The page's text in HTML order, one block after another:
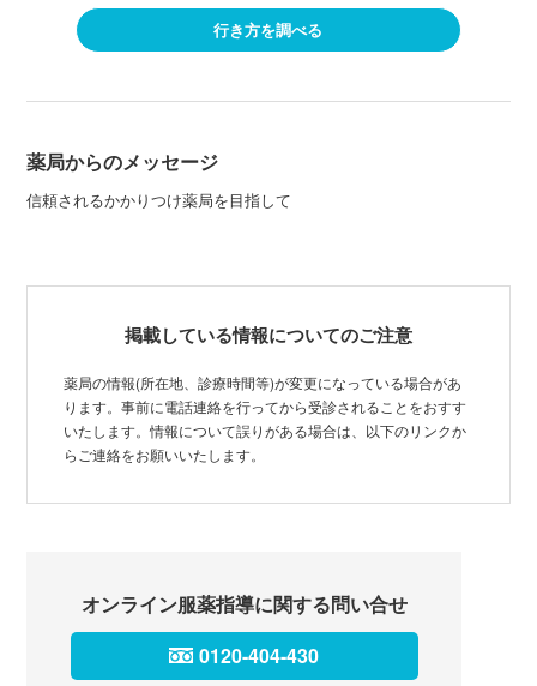
行き方を調べる
薬局からのメッセージ
信頼されるかかりつけ薬局を目指して
掲載している情報についてのご注意
薬局の情報(所在地、診療時間等)が変更になっている場合があ
ります。事前に電話連絡を行ってから受診されることをおすす
いたします。情報について誤りがある場合は、以下のリンクか
らご連絡をお願いいたします。
オンライン服薬指導に関する問い合せ
0120-404-430